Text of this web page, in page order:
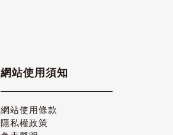
網站使用須知
網站使用條款
隱私權政策